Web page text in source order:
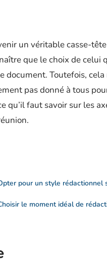
un véritable casse-
que le choix de celui
document. Toutefois, cela
pas donné à tous
qu’il faut savoir sur les
pour un style rédactionnel
le moment idéal de